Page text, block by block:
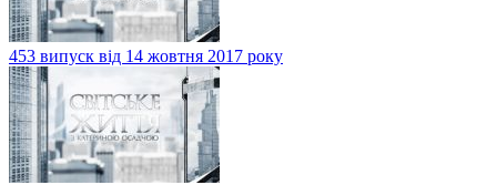
453 випуск від 14 жовтня 2017 року